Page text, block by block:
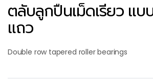
ตลับลูกปืนเม็ดเรียว แบ
แถว
Double row tapered roller bearings